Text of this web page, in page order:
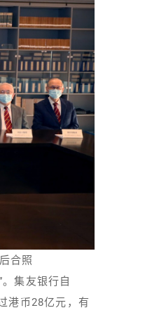
合照
集友银行自
港币28亿元，有